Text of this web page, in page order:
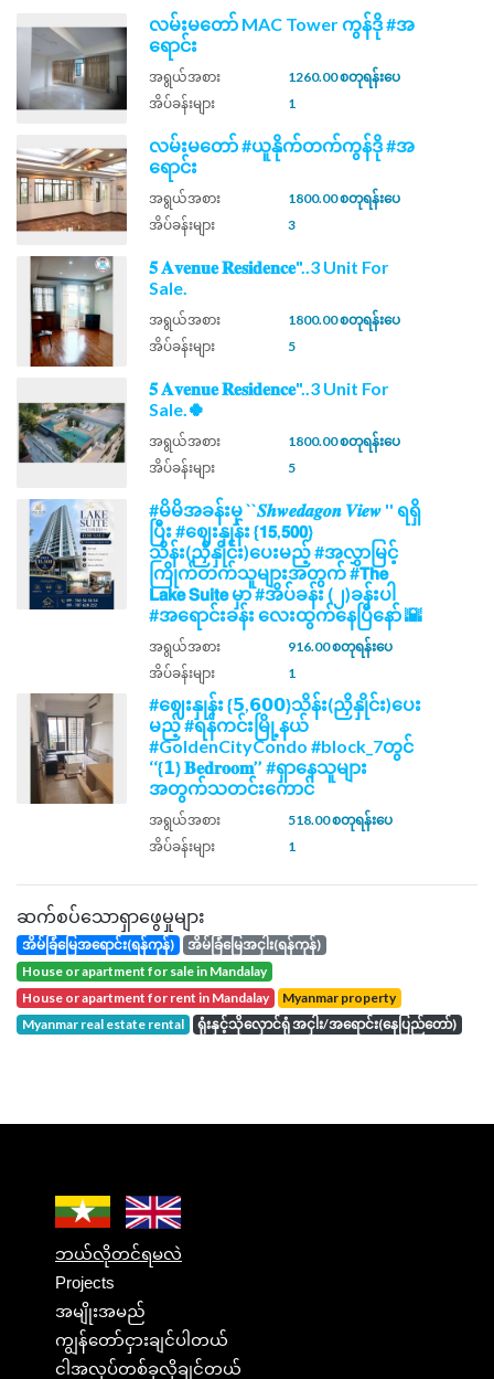
လမ်းမတော် MAC Tower ကွန်ဒို #အ
ရောင်း
အရွယ်အစား
1260.00 စတုရန်းပေ
အိပ်ခန်းများ
1
လမ်းမတော် #ယူနိုက်တက်ကွန်ဒို #အ
ရောင်း
အရွယ်အစား
1800.00 စတုရန်းပေ
အိပ်ခန်းများ
3
𝟓 𝐀𝐯𝐞𝐧𝐮𝐞 𝐑𝐞𝐬𝐢𝐝𝐞𝐧𝐜𝐞"..3 Unit For
Sale.
အရွယ်အစား
1800.00 စတုရန်းပေ
အိပ်ခန်းများ
5
𝟓 𝐀𝐯𝐞𝐧𝐮𝐞 𝐑𝐞𝐬𝐢𝐝𝐞𝐧𝐜𝐞"..3 Unit For
Sale.🍀
အရွယ်အစား
1800.00 စတုရန်းပေ
အိပ်ခန်းများ
5
#မိမိအခန်းမှ ``𝑺𝒉𝒘𝒆𝒅𝒂𝒈𝒐𝒏 𝑽𝒊𝒆𝒘 '' ရရှိ
ပြီး #ဈေးနှုန်း {𝟭𝟱,𝟱𝟬𝟬}
သိန်း(ညှိနှိုင်း)ပေးမည့် #အလွှာမြင့်
ကြိုက်တက်သူများအတွက် #𝗧𝗵𝗲
𝗟𝗮𝗸𝗲 𝗦𝘂𝗶𝘁𝗲 မှာ #အိပ်ခန်း (၂)ခန်းပါ
#အရောင်းခန်း လေးထွက်နေပြီနော် 🌇
အရွယ်အစား
916.00 စတုရန်းပေ
အိပ်ခန်းများ
1
#ဈေးနှုန်း {𝟱,𝟲𝟬𝟬}သိန်း(ညှိနှိုင်း)ပေး
မည့် #ရန်ကင်းမြို့နယ်
#GoldenCityCondo #block_7တွင်
‘‘{𝟭} 𝐁𝐞𝐝𝐫𝐨𝐨𝐦’’ #ရှာနေသူများ
အတွက်သတင်းကောင်
အရွယ်အစား
518.00 စတုရန်းပေ
အိပ်ခန်းများ
1
ဆက်စပ်သောရှာဖွေမှုများ
အိမ်ခြံမြေအရောင်း(ရန်ကုန်)
အိမ်ခြံမြေအငှါး(ရန်ကုန်)
house or apartment for sale in Mandalay
house or apartment for rent in Mandalay
Myanmar property
Myanmar real estate rental
ရုံးနှင့်သိုလှောင်ရုံ အငှါး/အရောင်း(နေပြည်တော်)
ဘယ်လိုတင်ရမလဲ
Projects
အမျိုးအမည်
ကျွန်တော်ငှားချင်ပါတယ်
ငါအလုပ်တစ်ခုလိုချင်တယ်